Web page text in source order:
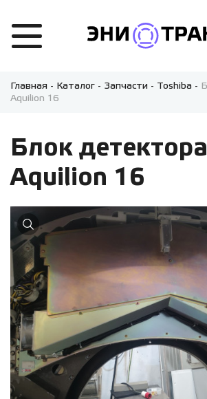
Главная - Каталог - Запчасти - Toshiba -
Aquilion 16
Блок детектора
Aquilion 16